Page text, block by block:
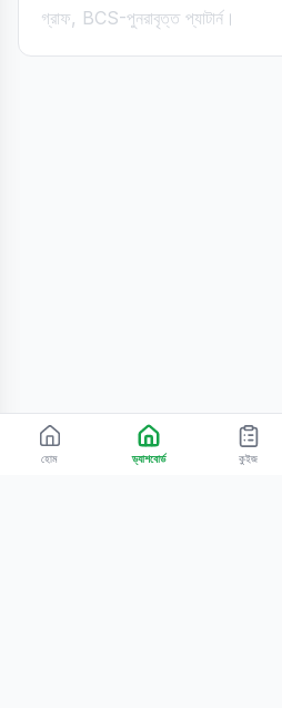
গ্রাফ, BCS-পুনরাবৃত্ত প্যাটার্ন।
হোম ড্যাশবোর্ড কুইজ